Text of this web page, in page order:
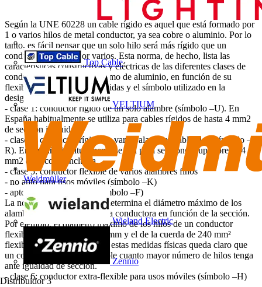
Top Cable
VELTIUM
Weidmüller
Wieland Electric
Zennio
Distribuidor 3
Según la UNE 60228 un cable rígido es aquel que está formado por
1 o varios hilos de metal conductor, ya sea cobre o aluminio. Por lo
tanto, es fácil pensar que un solo hilo será más rígido que un
conductor formado por varios. Esta norma, de hecho, lista las
características constructivas y eléctricas de las diferentes clases de
conductor, tanto de cobre como de aluminio, en función de su
flexibilidad. Las clases definidas y el símbolo utilizado en la
designación del cable son:
- clase 1: conductor rígido de un solo alambre (símbolo –U). En
España habitualmente se utiliza para cables rígidos de hasta 4 mm2
de sección incluida.
- clase 2: conductor rígido de varios alambres cableados (símbolo –
R). En España habitualmente se usa para secciones superiores a 4
mm2 de sección incluida.
- clase 5: conductor flexible de varios alambres finos
- no apto para usos móviles (símbolo –K)
- apto para usos móviles (símbolo –F)
La norma UNE EN 60228 determina el diámetro máximo de los
alambres que forma la cuerda conductora en función de la sección.
Por ejemplo, el diámetro máximo de los hilos de un conductor
flexible de 2,5 mm² es 0,26 mm y el de la cuerda de 240 mm²
flexible es de 0,51 mm. Con estas medidas físicas queda claro que
un conductor será más flexible cuanto mayor número de hilos tenga
ante igualdad de sección.
- clase 6: conductor extra-flexible para usos móviles (símbolo –H)